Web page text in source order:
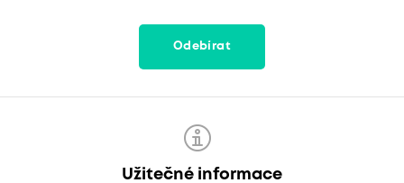
Odebírat
Užitečné informace